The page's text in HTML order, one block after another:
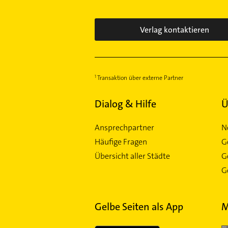
Oberkassel
Reisholz
Unterbilk
Unterrath
Volmerswerth
Wersten
Verlag kontaktieren
Transaktion über externe Partner
Dialog & Hilfe
Ansprechpartner
Häufige Fragen
Übersicht aller Städte
Gelbe Seiten als App